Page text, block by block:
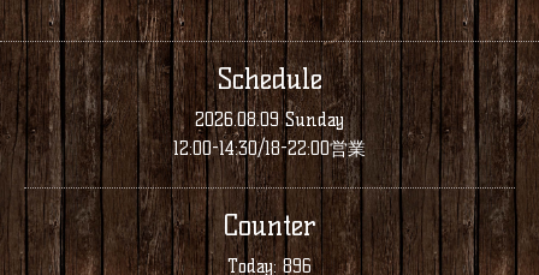
Schedule
2026.08.09 Sunday
12:00-14:30/18-22:00営業
Counter
Today:896